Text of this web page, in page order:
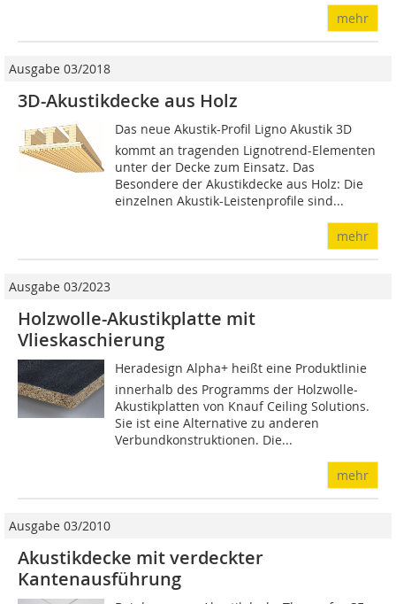
mehr
Ausgabe 03/2018
3D-Akustikdecke aus Holz
Das neue Akustik-Profil Ligno Akustik 3D
kommt an tragenden Lignotrend-Elementen
unter der Decke zum Einsatz. Das
Besondere der Akustikdecke aus Holz: Die
einzelnen Akustik-Leistenprofile sind...
mehr
Ausgabe 03/2023
Holzwolle-Akustikplatte mit
Vlieskaschierung
Heradesign Alpha+ heißt eine Produktlinie
innerhalb des Programms der Holzwolle-
Akustikplatten von Knauf Ceiling Solutions.
Sie ist eine Alternative zu anderen
Verbundkonstruktionen. Die...
mehr
Ausgabe 03/2010
Akustikdecke mit verdeckter
Kantenausführung